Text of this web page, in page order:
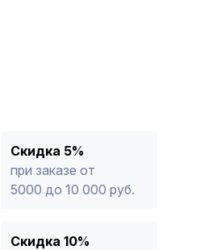
Скидка 5%
при заказе от
5000 до 10 000 руб.
Скидка 10%